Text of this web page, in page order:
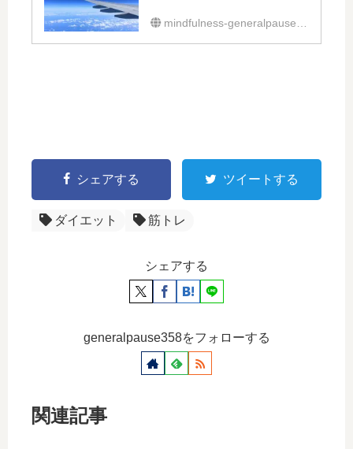
mindfulness-generalpause.com
シェアする ツイートする
ダイエット 筋トレ
シェアする
generalpause358をフォローする
関連記事